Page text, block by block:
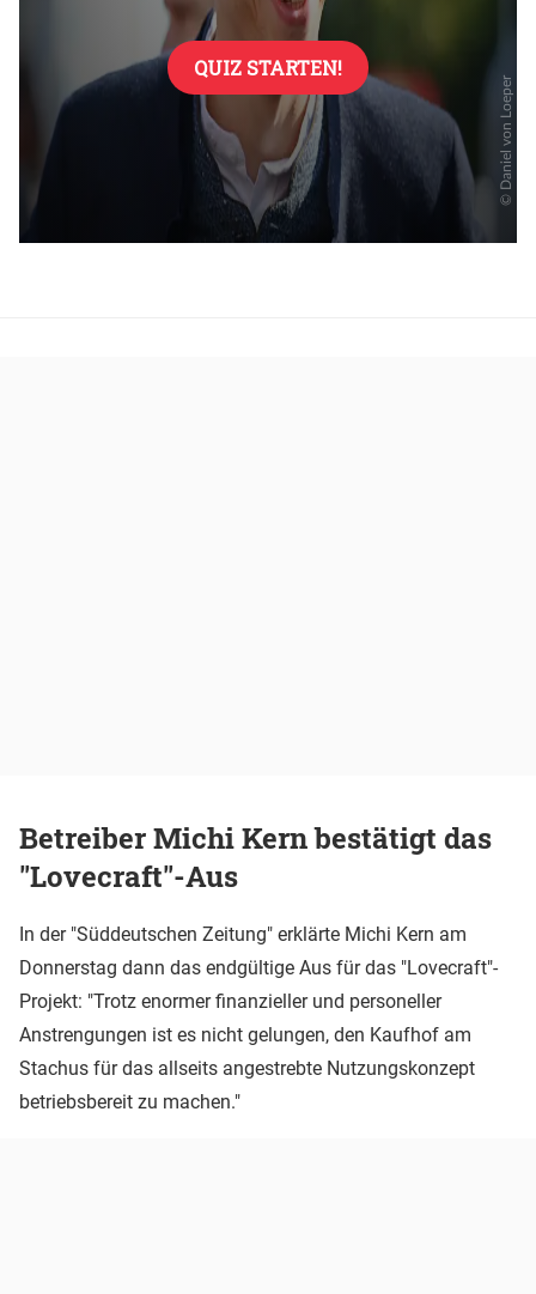
Betreiber Michi Kern bestätigt das
"Lovecraft"-Aus
In der "Süddeutschen Zeitung" erklärte Michi Kern am
Donnerstag dann das endgültige Aus für das "Lovecraft"-
Projekt: "Trotz enormer finanzieller und personeller
Anstrengungen ist es nicht gelungen, den Kaufhof am
Stachus für das allseits angestrebte Nutzungskonzept
betriebsbereit zu machen."